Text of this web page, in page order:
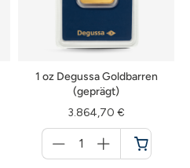
1 oz Degussa Goldbarren
(geprägt)
3.864,70 €
für
Warenkorb